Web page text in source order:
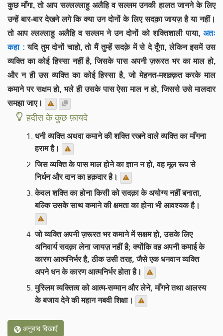
कुछ माँगा, तो आप सल्लल्लाहु अलैहि व सल्लम उनकी हालत जानने के लिए
उन्हें बार-बार देखने लगे कि क्या उन दोनों के लिए सदक़ा जायज़ है या नहीं।
तो आप ल्लल्लाहु अलैहि व सल्लम ने उन दोनों को शक्तिशाली पाया,अतः
कहा : यदि तुम दोनों चाहो, तो मैं तुम्हें सदक़े में से दे दूँगा, लेकिन इसमें उस
व्यक्ति का कोई हिस्सा नहीं है, जिसके पास अपनी ज़रूरत भर का माल हो,
और न ही उस व्यक्ति का कोई हिस्सा है, जो मेहनत-मशक़्क़त करके माल
कमाने पर सक्षम हो, भले ही उसके पास ऐसा माल न हो, जिससे उसे मालदार
समझा जाए।
हदीस के कुछ फ़ायदे
धनी व्यक्ति अथवा कमाने की शक्ति रखने वाले व्यक्ति का माँगना
हराम है।
जिस व्यक्ति के पास माल होने का ज्ञान न हो, वह मूल रूप से
निर्धन और दान का हक़दार है।
केवल शक्ति का होना किसी को सदक़ा के अयोग्य नहीं बनाता,
बल्कि उसके साथ कमाने की क्षमता का होना भी आवश्यक है।
जो व्यक्ति अपनी ज़रूरत भर कमाने में सक्षम हो, उसके लिए
अनिवार्य सदक़ा लेना जायज़ नहीं है; क्योंकि वह अपनी कमाई के
कारण आत्मनिर्भर है, ठीक उसी तरह, जैसे एक धनवान व्यक्ति
अपने धन के कारण आत्मनिर्भर होता है।
मुस्लिम व्यक्तित्व को आत्म-सम्मान और लेने, माँगने तथा आलस्य
के बजाय देने की महान नबवी शिक्षा।
अनुवाद दिखाएँ